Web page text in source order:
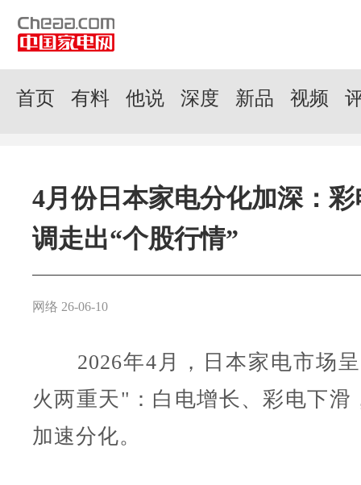
首页 有料 他说 深度 新品 视频
4月份日本家电分化加深：
调走出“个股行情”
网络 26-06-10
2026年4月，日本家电市场呈
火两重天"：白电增长、彩电下滑
加速分化。